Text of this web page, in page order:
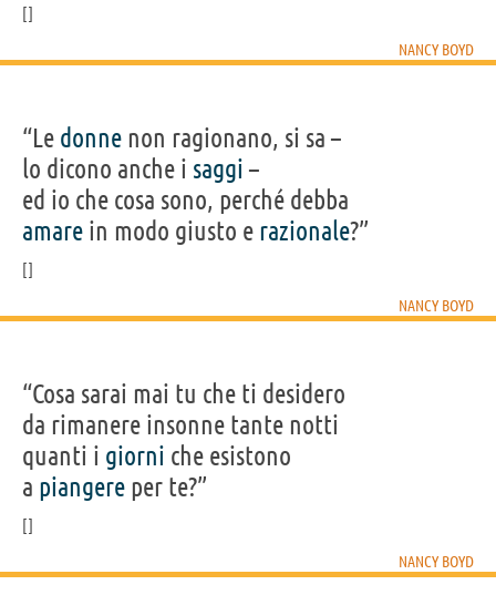
NANCY BOYD
“Le donne non ragionano, si sa –
lo dicono anche i saggi –
ed io che cosa sono, perché debba
amare in modo giusto e razionale?”
NANCY BOYD
“Cosa sarai mai tu che ti desidero
da rimanere insonne tante notti
quanti i giorni che esistono
a piangere per te?”
NANCY BOYD